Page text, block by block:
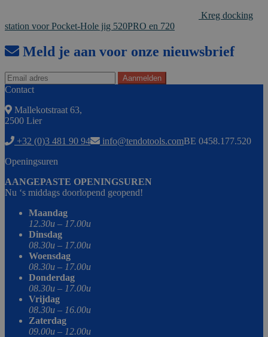
Kreg docking
station voor Pocket-Hole jig 520PRO en 720
Meld je aan voor onze nieuwsbrief
Contact
Mallekotstraat 63,
2500 Lier
+32 (0)3 481 90 94
info@tendotools.comBE 0458.177.520
Openingsuren
AANGEPASTE OPENINGSUREN
Nu ‘s middags doorlopend geopend!
Maandag
12.30u – 17.00u
Dinsdag
08.30u – 17.00u
Woensdag
08.30u – 17.00u
Donderdag
08.30u – 17.00u
Vrijdag
08.30u – 16.00u
Zaterdag
09.00u – 12.00u